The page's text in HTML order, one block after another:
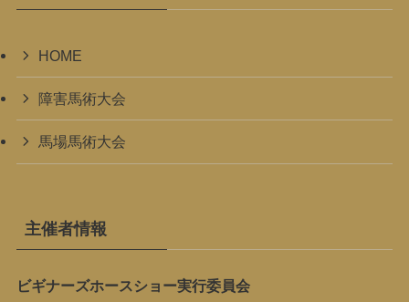
HOME
障害馬術大会
馬場馬術大会
主催者情報
ビギナーズホースショー実行委員会